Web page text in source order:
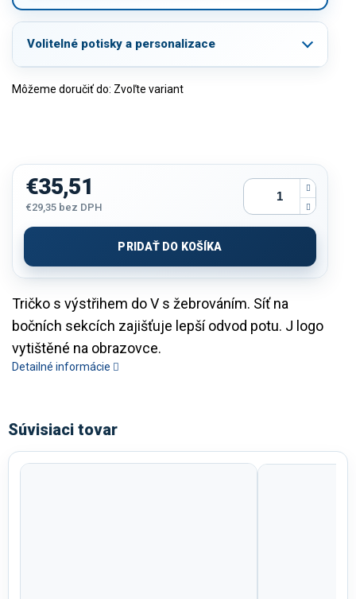
Volitelné potisky a personalizace
Môžeme doručiť do: Zvoľte variant
Tričko s výstřihem do V s žebrováním. Síť na
bočních sekcích zajišťuje lepší odvod potu. J logo
vytištěné na obrazovce.
Detailné informácie
€35,51
€29,35 bez DPH
cena:
PRIDAŤ DO KOŠÍKA
Súvisiaci tovar